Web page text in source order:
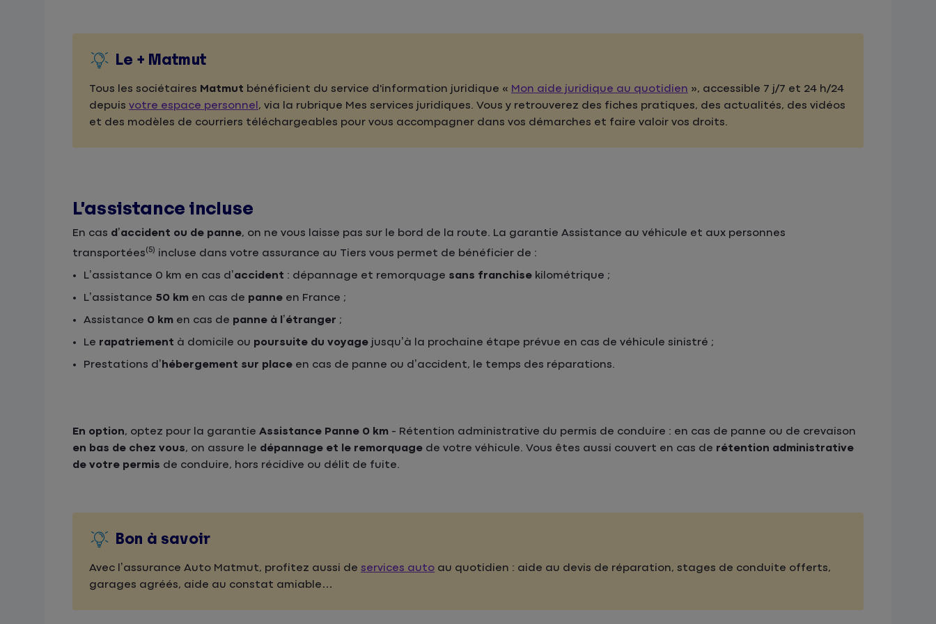
Le + Matmut
Tous les sociétaires Matmut bénéficient du service d'information juridique « Mon aide juridique au quotidien », accessible 7 j/7 et 24 h/24
depuis votre espace personnel , via la rubrique Mes services juridiques. Vous y retrouverez des fiches pratiques, des actualités, des vidéos
et des modèles de courriers téléchargeables pour vous accompagner dans vos démarches et faire valoir vos droits.
L’assistance incluse
En cas d’accident ou de panne, on ne vous laisse pas sur le bord de la route. La garantie Assistance au véhicule et aux personnes
transportées(5) incluse dans votre assurance au Tiers vous permet de bénéficier de :
L’assistance 0 km en cas d’accident : dépannage et remorquage sans franchise kilométrique ;
L’assistance 50 km en cas de panne en France ;
Assistance 0 km en cas de panne à l’étranger ;
Le rapatriement à domicile ou poursuite du voyage jusqu’à la prochaine étape prévue en cas de véhicule sinistré ;
Prestations d’ hébergement sur place en cas de panne ou d’accident, le temps des réparations.
En option, optez pour la garantie Assistance Panne 0 km - Rétention administrative du permis de conduire : en cas de panne ou de crevaison
en bas de chez vous, on assure le dépannage et le remorquage de votre véhicule. Vous êtes aussi couvert en cas de rétention administrative
de votre permis de conduire, hors récidive ou délit de fuite.
Bon à savoir
Avec l’assurance Auto Matmut, profitez aussi de services auto au quotidien : aide au devis de réparation, stages de conduite offerts,
garages agréés, aide au constat amiable…